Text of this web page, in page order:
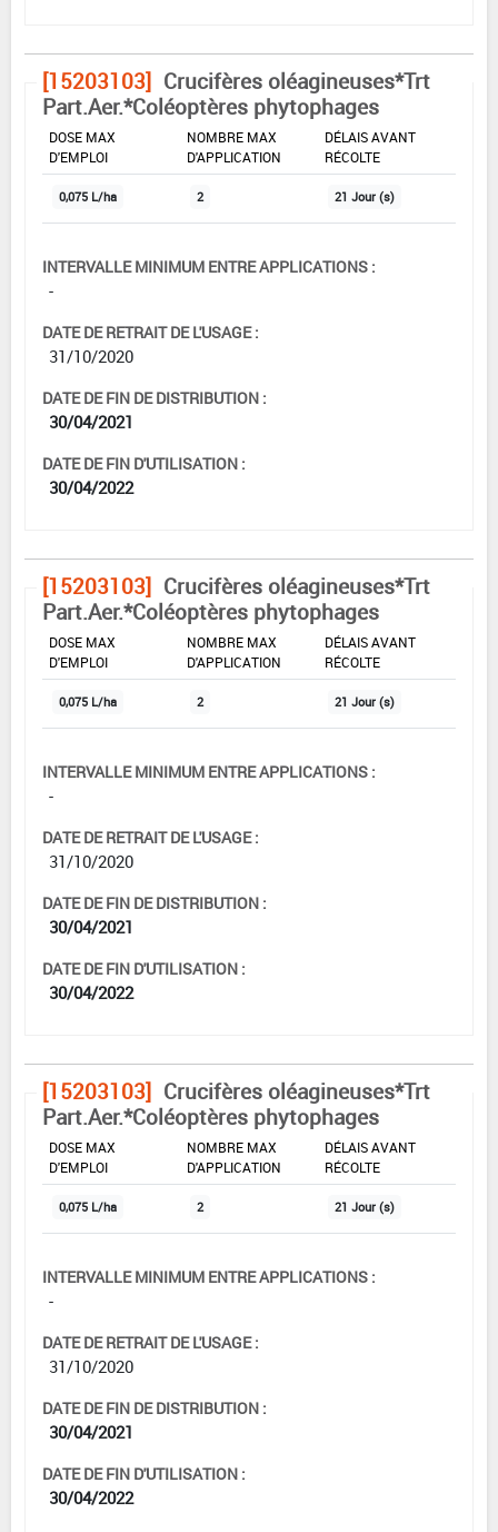
[15203103] Crucifères oléagineuses*Trt
Part.Aer.*Coléoptères phytophages
DOSE MAX
D'EMPLOI
NOMBRE MAX
D'APPLICATION
DÉLAIS AVANT
RÉCOLTE
0,075 L/ha 2 21 Jour (s)
INTERVALLE MINIMUM ENTRE APPLICATIONS :
-
DATE DE RETRAIT DE L'USAGE :
31/10/2020
DATE DE FIN DE DISTRIBUTION :
30/04/2021
DATE DE FIN D'UTILISATION :
30/04/2022
[15203103] Crucifères oléagineuses*Trt
Part.Aer.*Coléoptères phytophages
DOSE MAX
D'EMPLOI
NOMBRE MAX
D'APPLICATION
DÉLAIS AVANT
RÉCOLTE
0,075 L/ha 2 21 Jour (s)
INTERVALLE MINIMUM ENTRE APPLICATIONS :
-
DATE DE RETRAIT DE L'USAGE :
31/10/2020
DATE DE FIN DE DISTRIBUTION :
30/04/2021
DATE DE FIN D'UTILISATION :
30/04/2022
[15203103] Crucifères oléagineuses*Trt
Part.Aer.*Coléoptères phytophages
DOSE MAX
D'EMPLOI
NOMBRE MAX
D'APPLICATION
DÉLAIS AVANT
RÉCOLTE
0,075 L/ha 2 21 Jour (s)
INTERVALLE MINIMUM ENTRE APPLICATIONS :
-
DATE DE RETRAIT DE L'USAGE :
31/10/2020
DATE DE FIN DE DISTRIBUTION :
30/04/2021
DATE DE FIN D'UTILISATION :
30/04/2022